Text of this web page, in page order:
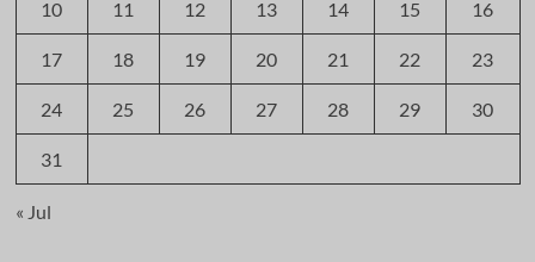
10 11 12 13 14 15 16
17 18 19 20 21 22 23
24 25 26 27 28 29 30
31
« Jul